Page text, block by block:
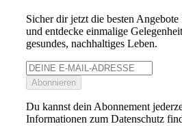
Sicher dir jetzt die besten
und entdecke einmalige
gesundes, nachhaltiges Leben.
Abonnieren
Du kannst dein Abonnement
Informationen zum Datenschutz